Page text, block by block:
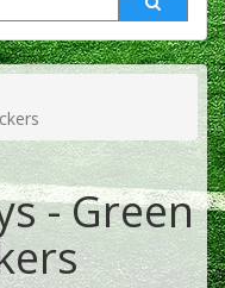
- Green